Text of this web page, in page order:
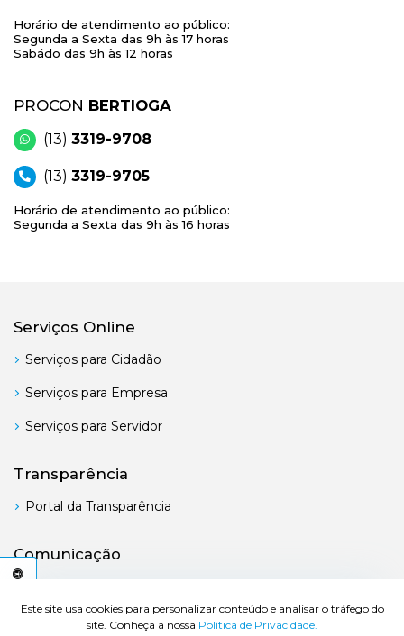
Este site usa cookies para personalizar conteúdo e analisar o tráfego do
site. Conheça a nossa Política de Privacidade.
Horário de atendimento ao público:
Segunda a Sexta das 9h às 17 horas
Sabádo das 9h às 12 horas
PROCON BERTIOGA
(13) 3319-9708
(13) 3319-9705
Horário de atendimento ao público:
Segunda a Sexta das 9h às 16 horas
Serviços Online
Serviços para Cidadão
Serviços para Empresa
Serviços para Servidor
Transparência
Portal da Transparência
Comunicação